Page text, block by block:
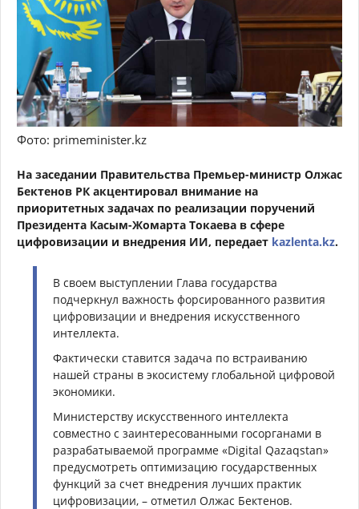
Фото: primeminister.kz
На заседании Правительства Премьер-министр Олжас
Бектенов РК акцентировал внимание на
приоритетных задачах по реализации поручений
Президента Касым-Жомарта Токаева в сфере
цифровизации и внедрения ИИ, передает kazlenta.kz.
В своем выступлении Глава государства
подчеркнул важность форсированного развития
цифровизации и внедрения искусственного
интеллекта.
Фактически ставится задача по встраиванию
нашей страны в экосистему глобальной цифровой
экономики.
Министерству искусственного интеллекта
совместно с заинтересованными госорганами в
разрабатываемой программе «Digital Qazaqstan»
предусмотреть оптимизацию государственных
функций за счет внедрения лучших практик
цифровизации, – отметил Олжас Бектенов.